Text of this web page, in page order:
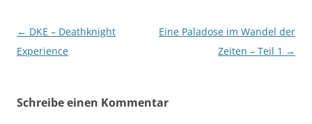
Beitragsnavigation
← DKE – Deathknight
Experience
Eine Paladose im Wandel der
Zeiten – Teil 1 →
Schreibe einen Kommentar